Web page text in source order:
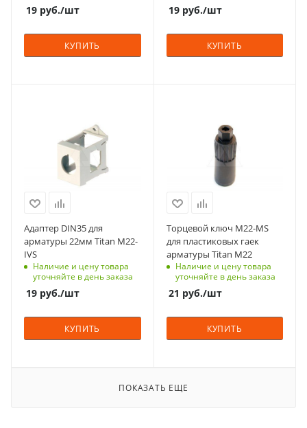
нет
Количество в упаковке
19 руб./шт
КУПИТЬ
шт
19руб./шт
КУПИТЬ
Срок поставки под
6-8 недель
Количество в упаковке
Единицы измерения
шт
Адаптер DIN35 для
арматуры 22мм Titan M22-
IVS
Наличие и цену товара
уточняйте в день заказа
19 руб./шт
КУПИТЬ
Срок поставки под
6-8 недель
Количество в упаковке
Единицы измерения
шт
Торцевой ключ M22-MS
для пластиковых гаек
арматуры Titan M22
Наличие и цену товара
уточняйте в день заказа
21 руб./шт
КУПИТЬ
ПОКАЗАТЬ ЕЩЕ